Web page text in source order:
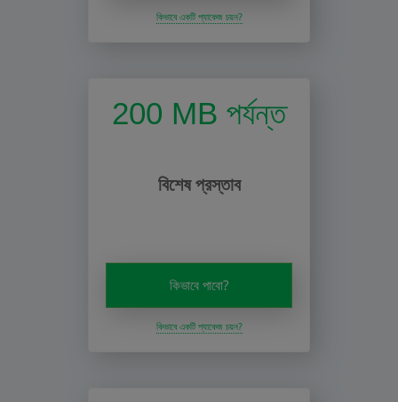
কিভাবে একটি প্যাকেজ চয়ন?
200 MB পর্যন্ত
বিশেষ প্রস্তাব
কিভাবে পাবো?
কিভাবে একটি প্যাকেজ চয়ন?